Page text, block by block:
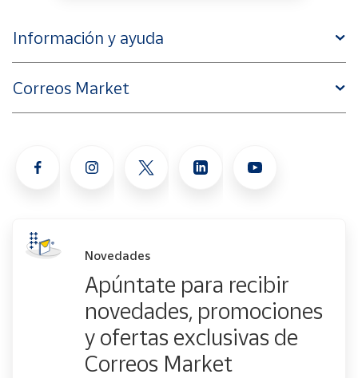
Información y ayuda
Correos Market
Novedades
Apúntate para recibir
novedades, promociones
y ofertas exclusivas de
Correos Market